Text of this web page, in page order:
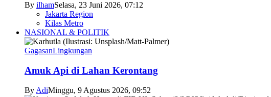
By ilhamSelasa, 23 Juni 2026, 07:12
Jakarta Region
Kilas Metro
NASIONAL & POLITIK
GagasanLingkungan
Amuk Api di Lahan Kerontang
By AdiMinggu, 9 Agustus 2026, 09:52